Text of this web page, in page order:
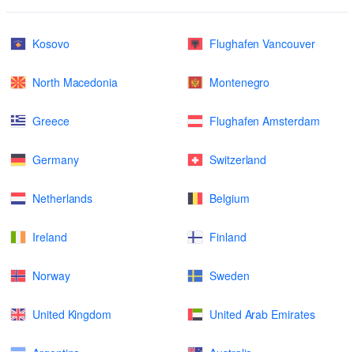
Kosovo Flughafen Vancouver
North Macedonia Montenegro
Greece Flughafen Amsterdam
Germany Switzerland
Netherlands Belgium
Ireland Finland
Norway Sweden
United Kingdom United Arab Emirates